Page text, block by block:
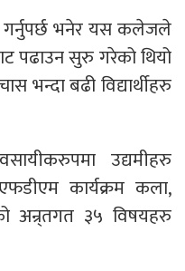
भनेर यस कलेजले
पढाउन सुरु गरेको थियो
बढी विद्यार्थीहरु
उद्यमीहरु
कार्यक्रम कला,
अन्र्तगत ३५ विषयहरु